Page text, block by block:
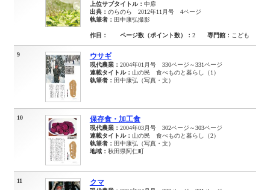
上位サブタイトル： 中扉
出典： のらのら 2012年11月号 4ページ
執筆者： 田中康弘撮影
作目： ページ数（ポイント数）： 2 専門館： こども
9 ウサギ
現代農業： 2004年01月号 330ページ～331ページ
連載タイトル： 山の民 食べものと暮らし（1）
執筆者： 田中康弘（写真・文）
10 保存食・加工食
現代農業： 2004年03月号 302ページ～303ページ
連載タイトル： 山の民 食べものと暮らし（2）
執筆者： 田中康弘（写真・文）
地域： 秋田県阿仁町
11 クマ